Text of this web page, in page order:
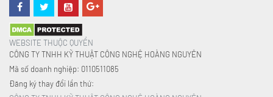
WEBSITE THUỘC QUYỀN
CÔNG TY TNHH KỸ THUẬT CÔNG NGHỆ HOÀNG NGUYÊN
Mã số doanh nghiệp: 0110511085
Đăng ký thay đổi lần thứ: